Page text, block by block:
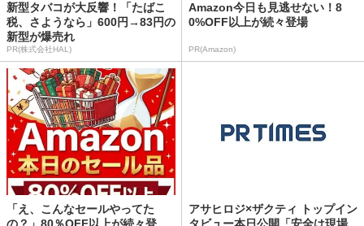
新型タバコが大反響！「たばこ
税、さようなら」600円→83円の
新型が爆売れ
PR(株式会社HAL)
Amazon今日も見逃せない！8
0%OFF以上が続々登場
PR(Amazon)
「え、こんなセールやってた
アサヒロジ×ザクティ トップイン